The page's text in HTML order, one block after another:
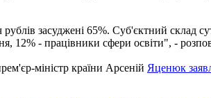
рублів засуджені 65%. Суб'єктний склад
, 12% - працівники сфери освіти", -
-міністр країни Арсеній Яценюк